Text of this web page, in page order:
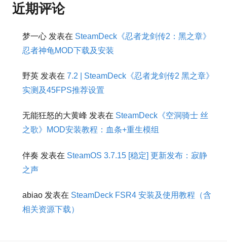
近期评论
梦一心 发表在 SteamDeck《忍者龙剑传2：黑之章》
忍者神龟MOD下载及安装
野英 发表在 7.2 | SteamDeck《忍者龙剑传2 黑之章》
实测及45FPS推荐设置
无能狂怒的大黄峰 发表在 SteamDeck《空洞骑士 丝
之歌》MOD安装教程：血条+重生模组
伴奏 发表在 SteamOS 3.7.15 [稳定] 更新发布：寂静
之声
abiao 发表在 SteamDeck FSR4 安装及使用教程（含
相关资源下载）